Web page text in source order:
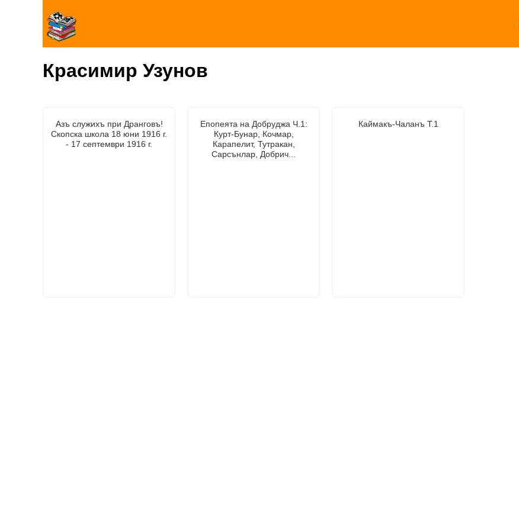
Красимир Узунов
Азъ служихъ при Дранговъ!
Скопска школа 18 юни 1916 г.
- 17 септември 1916 г.
Епопеята на Добруджа Ч.1:
Курт-Бунар, Кочмар,
Карапелит, Тутракан,
Сарсънлар, Добрич...
Каймакъ-Чаланъ Т.1